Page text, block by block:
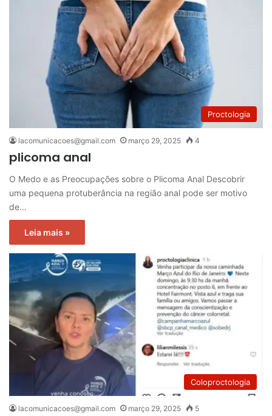
Proctologia
lacomunicacoes@gmail.com março 29, 2025 4
plicoma anal
O Medo e as Preocupações sobre o Plicoma Anal Descobrir
uma pequena protuberância na região anal pode ser motivo
de…
Leia mais »
Coloproctologia
lacomunicacoes@gmail.com março 29, 2025 5